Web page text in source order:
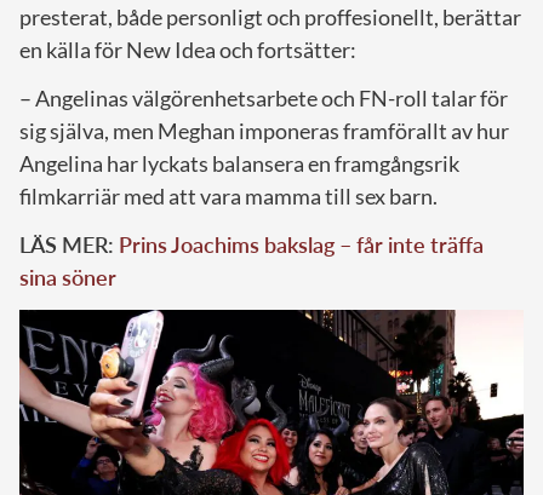
presterat, både personligt och proffesionellt, berättar
en källa för New Idea och fortsätter:
– Angelinas välgörenhetsarbete och FN-roll talar för
sig själva, men Meghan imponeras framförallt av hur
Angelina har lyckats balansera en framgångsrik
filmkarriär med att vara mamma till sex barn.
LÄS MER: Prins Joachims bakslag – får inte träffa
sina söner